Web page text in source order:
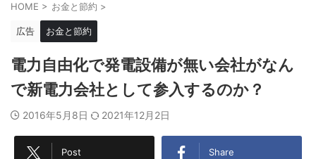
HOME > お金と節約 >
広告 お金と節約
電力自由化で発電設備が無い会社がなん
で新電力会社として参入するのか？
2016年5月8日 2021年12月2日
Post Share